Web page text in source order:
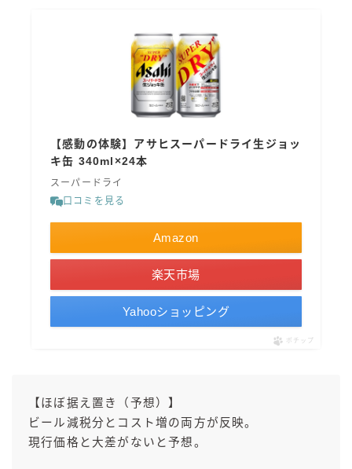
【感動の体験】アサヒスーパードライ生ジョッ
キ缶 340ml×24本
スーパードライ
口コミを見る
Amazon
楽天市場
Yahooショッピング
ポチップ
【ほぼ据え置き（予想）】
ビール減税分とコスト増の両方が反映。
現行価格と大差がないと予想。